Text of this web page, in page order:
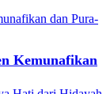
Kemunafikan